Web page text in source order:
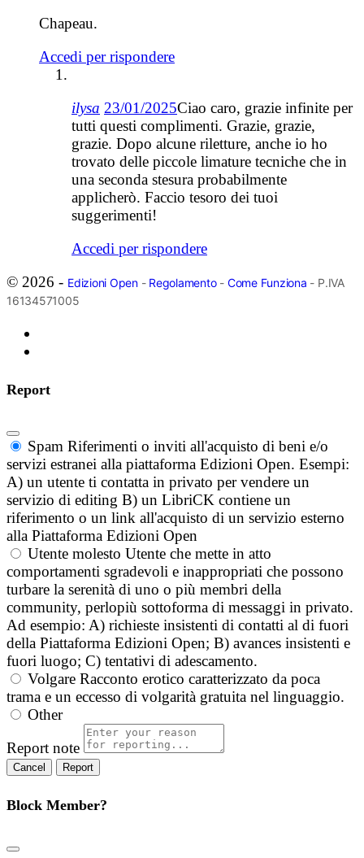
Chapeau.
Accedi per rispondere
ilysa 23/01/2025Ciao caro, grazie infinite per
tutti questi complimenti. Grazie, grazie,
grazie. Dopo alcune riletture, anche io ho
trovato delle piccole limature tecniche che in
una seconda stesura probabilmente
applicherò. Faccio tesoro dei tuoi
suggerimenti!
Accedi per rispondere
© 2026 - Edizioni Open- Regolamento- Come Funziona - P.IVA
16134571005
Report
Spam Riferimenti o inviti all'acquisto di beni e/o
servizi estranei alla piattaforma Edizioni Open. Esempi:
A) un utente ti contatta in privato per vendere un
servizio di editing B) un LibriCK contiene un
riferimento o un link all'acquisto di un servizio esterno
alla Piattaforma Edizioni Open
Utente molesto Utente che mette in atto
comportamenti sgradevoli e inappropriati che possono
turbare la serenità di uno o più membri della
community, perlopiù sottoforma di messaggi in privato.
Ad esempio: A) richieste insistenti di contatti al di fuori
della Piattaforma Edizioni Open; B) avances insistenti e
fuori luogo; C) tentativi di adescamento.
Volgare Racconto erotico caratterizzato da poca
trama e un eccesso di volgarità gratuita nel linguaggio.
Other
Report note
Report
Block Member?